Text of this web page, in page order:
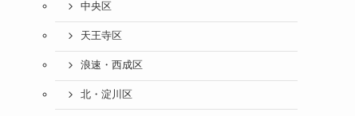
中央区
天王寺区
浪速・西成区
北・淀川区